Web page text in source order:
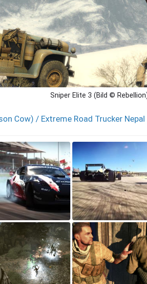
Sniper Elite 3 (Bild ©
Cow) / Extreme Road Trucker Nepal